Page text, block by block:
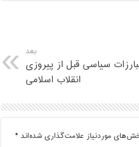
بعد
سیاسی قبل از پیروزی
انقلاب اسلامی
موردنیاز علامت‌گذاری شده‌اند*